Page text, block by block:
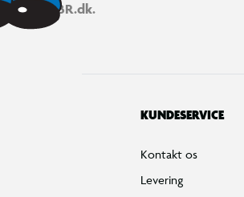
BR.dk.
KUNDESERVICE
Kontakt os
Levering